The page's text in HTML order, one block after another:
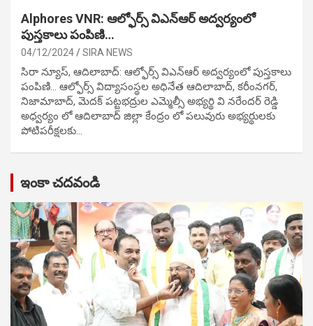
Alphores VNR: ఆల్ఫోర్స్ విఎన్ఆర్ అద్వర్యంలో
పుస్తకాలు పంపిణి…
04/12/2024 SIRA NEWS
సిరా న్యూస్, ఆదిలాబాద్: ఆల్ఫోర్స్ విఎన్ఆర్ అద్వర్యంలో పుస్తకాలు
పంపిణి… ఆల్ఫోర్స్ విద్యాసంస్థల అధినేత ఆదిలాబాద్, కరీంనగర్,
నిజామాబాద్, మెదక్ పట్టభద్రుల ఎమ్మెల్సీ అభ్యర్థి వి నరేందర్ రెడ్డి
అధ్వర్యం లో ఆదిలాబాద్ జిల్లా కేంద్రం లో పలువురు అభ్యర్థులకు
పోటిప‌రీక్ష‌ల‌కు…
ఇంకా చదవండి